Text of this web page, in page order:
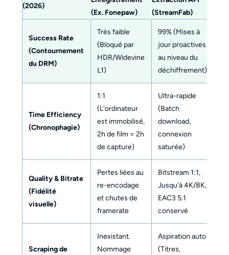
(2026)
(Ex. Fonepaw)
(StreamFab)
Success Rate
(Contournement
du DRM)
Très faible
(Bloqué par
HDR/Widevine
L1)
99% (Mises à
jour proactives
au niveau du
déchiffrement)
Time Efficiency
(Chronophagie)
1:1
(L'ordinateur
est immobilisé,
2h de film = 2h
de capture)
Ultra-rapide
(Batch
download,
connexion
saturée)
Quality & Bitrate
(Fidélité
visuelle)
Pertes liées au
re-encodage
et chutes de
framerate
Bitstream 1:1,
Jusqu'à 4K/8K,
EAC3 5.1
conservé
Scraping de
Inexistant.
Nommage
Aspiration auto
(Titres,